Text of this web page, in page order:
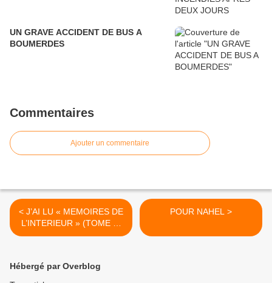
UN GRAVE ACCIDENT DE BUS A
BOUMERDES
Commentaires
Ajouter un commentaire
< J’AI LU « MEMOIRES DE
L’INTERIEUR » (TOME 1)
DE LAKHDAR BENTOBBAL
POUR NAHEL >
Hébergé par Overblog